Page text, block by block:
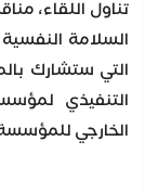
تناول اللقاء،
السلامة
التي ستشارك
التنفيذي
الخارجي